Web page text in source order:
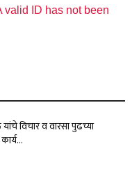
valid ID has not been
विचार व वारसा पुढच्या